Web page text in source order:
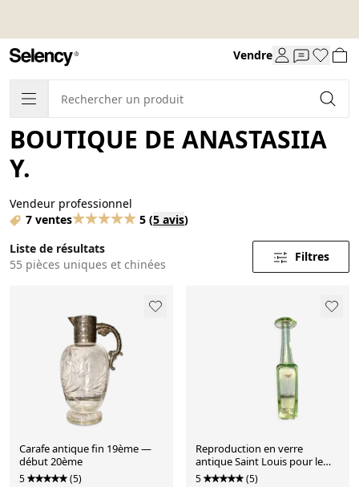
Vendre
BOUTIQUE DE ANASTASIIA
Y.
Vendeur professionnel
7 ventes
5 (5 avis)
Liste de résultats
55 pièces uniques et chinées
Filtres
Carafe antique fin 19ème —
début 20ème
5 (5)
Reproduction en verre
antique Saint Louis pour le
Louvre
5 (5)